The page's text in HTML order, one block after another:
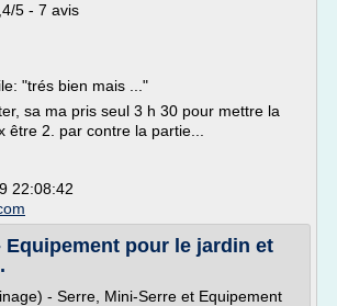
5 - 7 avis
"trés bien mais ..."
sa ma pris seul 3 h 30 pour mettre la
être 2. par contre la partie...
22:08:42
Equipement pour le jardin et
- Serre, Mini-Serre et Equipement